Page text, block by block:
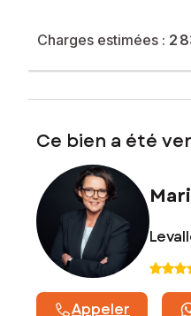
Charges estimées : 2
Ce bien a été
Appeler